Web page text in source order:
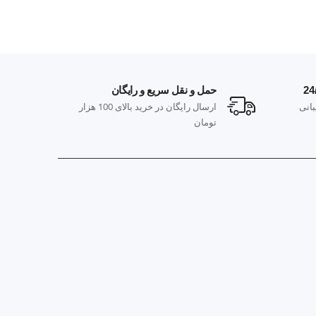
حمل و نقل سریع و رایگان
ارسال رایگان در خرید بالای 100 هزار
تومان